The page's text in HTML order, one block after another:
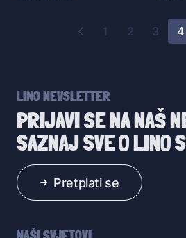
1 2 3 4
LINO NEWSLETTER
PRIJAVI SE NA NAŠ
SAZNAJ SVE O LINO
Pretplati se